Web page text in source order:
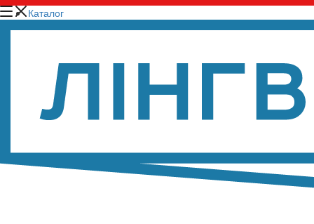
Каталог